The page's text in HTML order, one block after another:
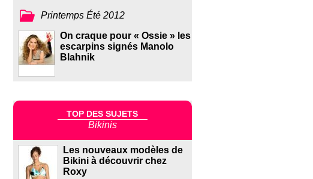
Printemps Été 2012
On craque pour « Ossie » les
escarpins signés Manolo
Blahnik
TOP DES SUJETS
Bikinis
Les nouveaux modèles de
Bikini à découvrir chez
Roxy